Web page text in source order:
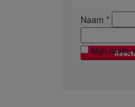
Naam *
Mijn naam,